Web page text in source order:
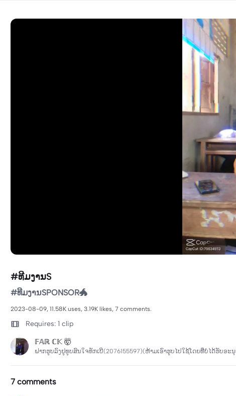
#ທີມງານS
#ທີມງານSPONSOR🐲
2023-08-09, 11.58K uses, 3.19K likes, 7 comments.
Requires: 1 clip
𝔽𝔸ℝ ℂ𝕂 🤯
ຝາກຮູບລົງຢູທູບສົນໃຈທັກເບີ(2076155597)(ຫ້າມເອົາຮູບໄປໃຊ້ໂດຍທີ່ບໍ່ໄດ້ຮັບອະ
7 comments